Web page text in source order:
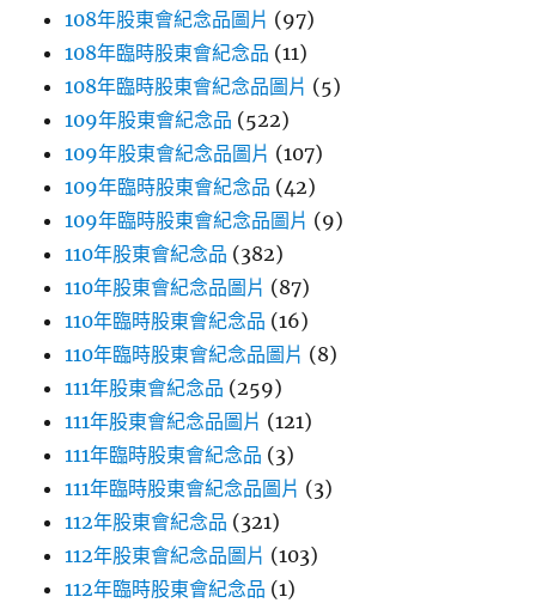
108年股東會紀念品圖片 (97)
108年臨時股東會紀念品 (11)
108年臨時股東會紀念品圖片 (5)
109年股東會紀念品 (522)
109年股東會紀念品圖片 (107)
109年臨時股東會紀念品 (42)
109年臨時股東會紀念品圖片 (9)
110年股東會紀念品 (382)
110年股東會紀念品圖片 (87)
110年臨時股東會紀念品 (16)
110年臨時股東會紀念品圖片 (8)
111年股東會紀念品 (259)
111年股東會紀念品圖片 (121)
111年臨時股東會紀念品 (3)
111年臨時股東會紀念品圖片 (3)
112年股東會紀念品 (321)
112年股東會紀念品圖片 (103)
112年臨時股東會紀念品 (1)